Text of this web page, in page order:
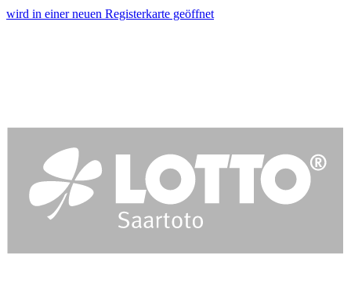
wird in einer neuen Registerkarte geöffnet